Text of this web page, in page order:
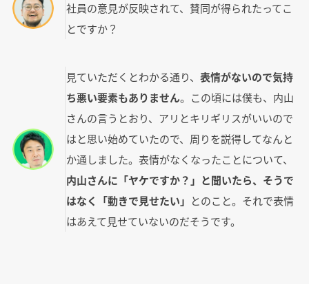
社員の意見が反映されて、賛同が得られたってこ
とですか？
見ていただくとわかる通り、 表情がないので気持
ち悪い要素もありません。この頃には僕も、内山
さんの言うとおり、アリとキリギリスがいいので
はと思い始めていたので、周りを説得してなんと
か通しました。表情がなくなったことについて、
内山さんに「ヤケですか？」と聞いたら、そうで
はなく「動きで見せたい」 とのこと。それで表情
はあえて見せていないのだそうです。